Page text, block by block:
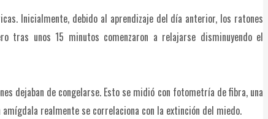
Inicialmente, debido al aprendizaje del día anterior, los ratones
tras unos 15 minutos comenzaron a relajarse disminuyendo el
dejaban de congelarse. Esto se midió con fotometría de fibra, una
realmente se correlaciona con la extinción del miedo.